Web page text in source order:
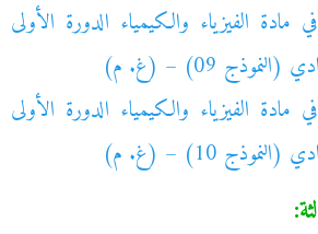
مادة الفيزياء والكيمياء الدورة الأولى
09) – (غ. م)
مادة الفيزياء والكيمياء الدورة الأولى
10) – (غ. م)